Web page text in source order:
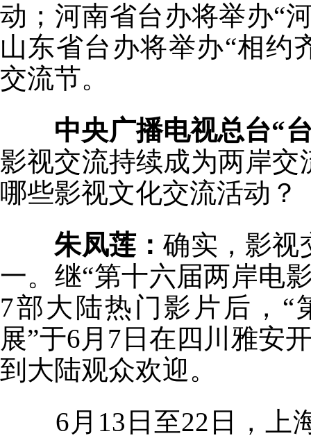
动；河南省台办将举办“
山东省台办将举办“相约
交流节。
中央广播电视总台“
影视交流持续成为两岸
哪些影视文化交流活动？
朱凤莲：确实，影视
一。继“第十六届两岸电
7部大陆热门影片后，“
展”于6月7日在四川雅安
到大陆观众欢迎。
6月13日至22日，上